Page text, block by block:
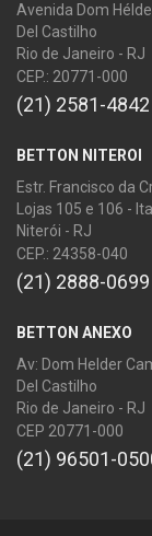
Avenida Dom
Del Castilho
Rio de Janeiro - RJ
CEP.: 20771-000
(21) 2581-4842
BETTON NITEROI
Estr. Francisco da
Lojas 105 e 106 -
Niterói - RJ
CEP.: 24358-040
(21) 2888-0699
BETTON ANEXO
Av: Dom Helder
Del Castilho
Rio de Janeiro - RJ
CEP 20771-000
(21) 96501-